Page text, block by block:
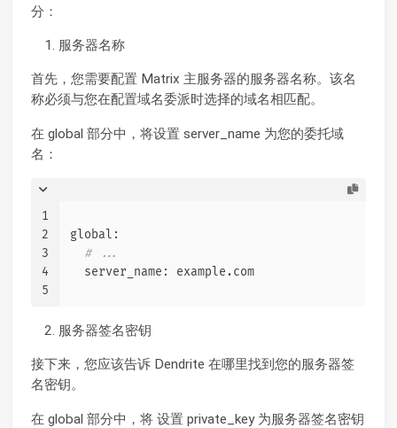
分：
服务器名称
首先，您需要配置 Matrix 主服务器的服务器名称。该名
称必须与您在配置域名委派时选择的域名相匹配。
在 global 部分中，将设置 server_name 为您的委托域
名：
1
2
3
4
5
global:
# ...
  server_name: example.com
服务器签名密钥
接下来，您应该告诉 Dendrite 在哪里找到您的服务器签
名密钥。
在 global 部分中，将 设置 private_key 为服务器签名密钥